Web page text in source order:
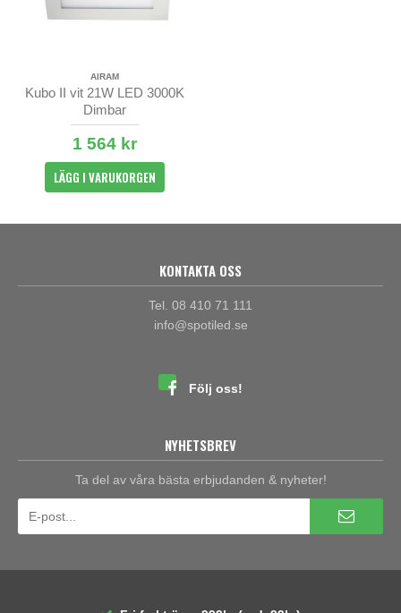
AIRAM
Kubo II vit 21W LED 3000K
Dimbar
1 564 kr
LÄGG I VARUKORGEN
KONTAKTA OSS
Tel. 08 410 71 111
info@spotiled.se
Följ oss!
NYHETSBREV
Ta del av våra bästa erbjudanden & nyheter!